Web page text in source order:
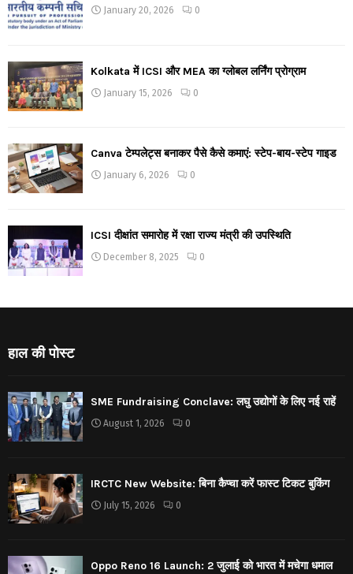
January 20, 2026 0
Kolkata में ICSI और MEA का ग्लोबल लर्निंग प्रोग्राम
January 15, 2026 0
Canva टेम्पलेट्स बनाकर पैसे कैसे कमाएं: स्टेप-बाय-स्टेप गाइड
January 6, 2026 0
ICSI दीक्षांत समारोह में रक्षा राज्य मंत्री की उपस्थिति
December 8, 2025 0
हाल की पोस्ट
SME Fundraising Conclave: लघु उद्योगों के लिए नई राहें
August 1, 2026 0
IRCTC New Website: बिना कैप्चा करें फास्ट टिकट बुकिंग
July 15, 2026 0
Oppo Reno 16 Launch: 2 जुलाई को भारत में मचेगा धमाल